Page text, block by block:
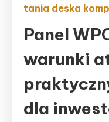
tania deska
Panel
warunki
dla